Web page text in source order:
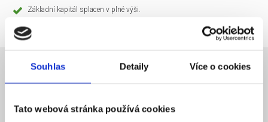
Souhlas Detaily Více o cookies
Tato webová stránka používá cookies
Základní kapitál splacen v plné výši.
NÁZEV SPOLEČNOSTI